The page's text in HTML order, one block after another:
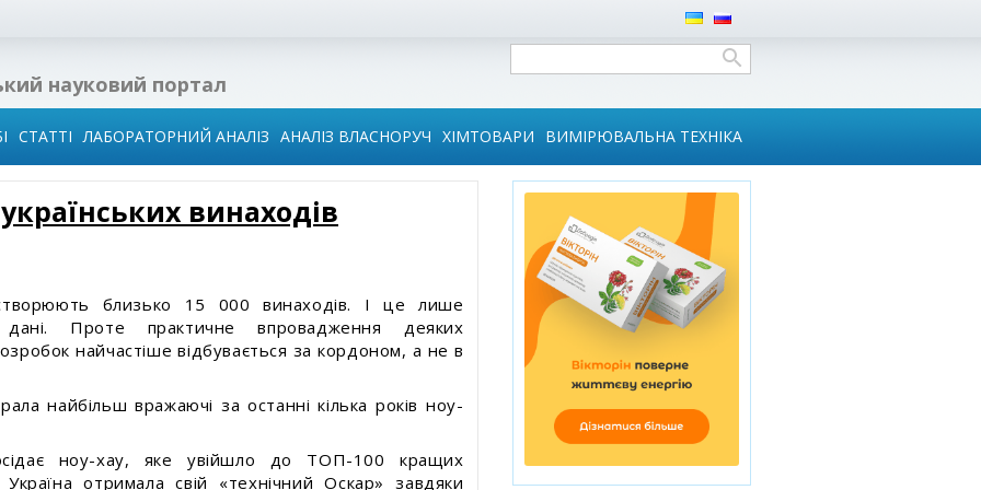
науковий портал
СТАТТІ ЛАБОРАТОРНИЙ АНАЛІЗ АНАЛІЗ ВЛАСНОРУЧ ХІМТОВАРИ ВИМІРЮВАЛЬНА ТЕХНІКА
винаходів
створюють близько 15 000 винаходів. І це лише
дані. Проте практичне впровадження деяких
найчастіше відбувається за кордоном, а не в
найбільш вражаючі за останні кілька років ноу-
ноу-хау, яке увійшло до ТОП-100 кращих
отримала свій «технічний Оскар» завдяки